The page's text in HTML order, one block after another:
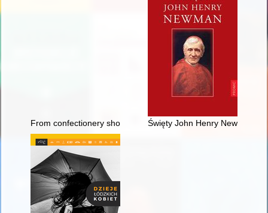
From confectionery shop to factory, or The history of E. Wedel
Święty John Henry Newman